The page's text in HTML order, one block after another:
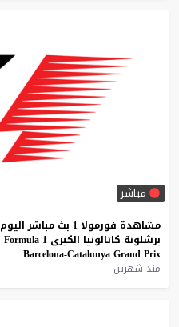
مباشر
مشاهدة فورمولا 1 بث مباشر اليوم
برشلونة كاتالونيا الكبرى Formula 1
Barcelona-Catalunya Grand Prix
منذ شهرين